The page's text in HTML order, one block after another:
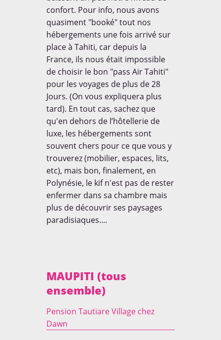
Rencontres Tests Produits
Thématiques
BOARDING PASS
NE RATEZ RIEN!
Et soyez les premiers
informés de tout!
Garanti zéro spam.
COMMENT?
VIDEO
confort. Pour info, nous avons
quasiment "booké" tout nos
hébergements une fois arrivé sur
place à Tahiti, car depuis la
France, ils nous était impossible
de choisir le bon "pass Air Tahiti"
pour les voyages de plus de 28
Jours. (On vous expliquera plus
tard). En tout cas, sachez que
qu'en dehors de l’hôtellerie de
luxe, les hébergements sont
souvent chers pour ce que vous y
trouverez (mobilier, espaces, lits,
etc), mais bon, finalement, en
Polynésie, le kif n'est pas de rester
enfermer dans sa chambre mais
plus de découvrir ses paysages
paradisiaques....
MAUPITI (tous
ensemble)
Pension Tautiare Village chez
Dawn